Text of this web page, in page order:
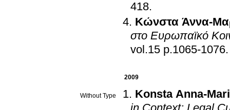
418.
Κώνστα Άννα-
στο Ευρωπαϊκό
vol.15 p.1065-1076.
2009
Without Type
Konsta Anna-